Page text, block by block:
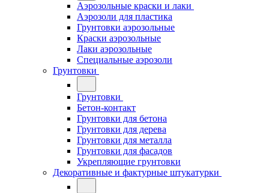
Аэрозольные краски и лаки
Аэрозоли для пластика
Грунтовки аэрозольные
Краски аэрозольные
Лаки аэрозольные
Специальные аэрозоли
Грунтовки
Грунтовки
Бетон-контакт
Грунтовки для бетона
Грунтовки для дерева
Грунтовки для металла
Грунтовки для фасадов
Укрепляющие грунтовки
Декоративные и фактурные штукатурки